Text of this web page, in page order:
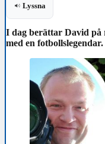
Lyssna
I dag berättar David på
med en fotbollslegendar.